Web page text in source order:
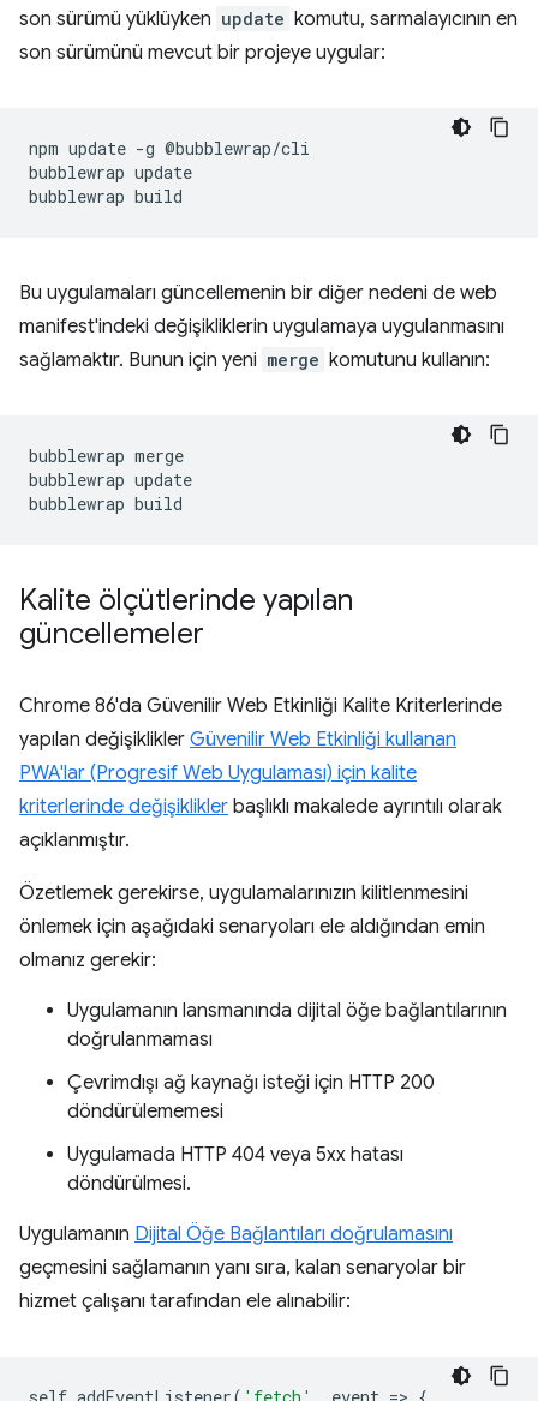
son sürümü yüklüyken update komutu, sarmalayıcının en
son sürümünü mevcut bir projeye uygular:
npm update -g @bubblewrap/cli
bubblewrap update
bubblewrap
Bu uygulamaları güncellemenin bir diğer nedeni de web
manifest'indeki değişikliklerin uygulamaya uygulanmasını
sağlamaktır. Bunun için yeni merge komutunu kullanın:
bubblewrap merge
bubblewrap update
bubblewrap
Kalite ölçütlerinde yapılan
güncellemeler
Chrome 86'da Güvenilir Web Etkinliği Kalite Kriterlerinde
yapılan değişiklikler Güvenilir Web Etkinliği kullanan
PWA'lar (Progresif Web Uygulaması) için kalite
kriterlerinde değişiklikler başlıklı makalede ayrıntılı olarak
açıklanmıştır.
Özetlemek gerekirse, uygulamalarınızın kilitlenmesini
önlemek için aşağıdaki senaryoları ele aldığından emin
olmanız gerekir:
Uygulamanın lansmanında dijital öğe bağlantılarının
doğrulanmaması
Çevrimdışı ağ kaynağı isteği için HTTP 200
döndürülememesi
Uygulamada HTTP 404 veya 5xx hatası
döndürülmesi.
Uygulamanın Dijital Öğe Bağlantıları doğrulamasını
geçmesini sağlamanın yanı sıra, kalan senaryolar bir
hizmet çalışanı tarafından ele alınabilir: